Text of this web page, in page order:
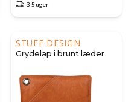
3-5 uger
STUFF DESIGN
Grydelap i brunt læder